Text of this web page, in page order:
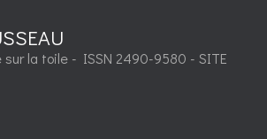
la toile - ISSN 2490-9580 - SITE